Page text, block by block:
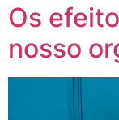
Os
nosso